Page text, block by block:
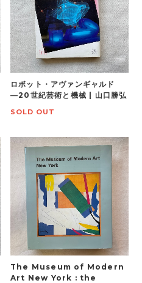
ロボット・アヴァンギャルド
―20世紀芸術と機械 | 山口勝弘
SOLD OUT
The Museum of Modern
Art New York : the